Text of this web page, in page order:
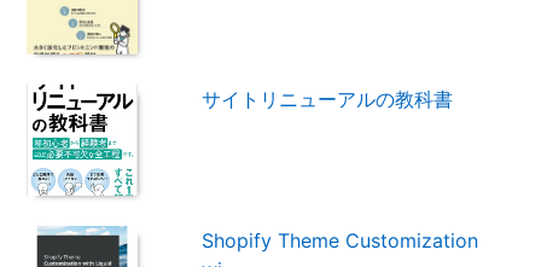
サイトリニューアルの教科書
Shopify Theme Customization